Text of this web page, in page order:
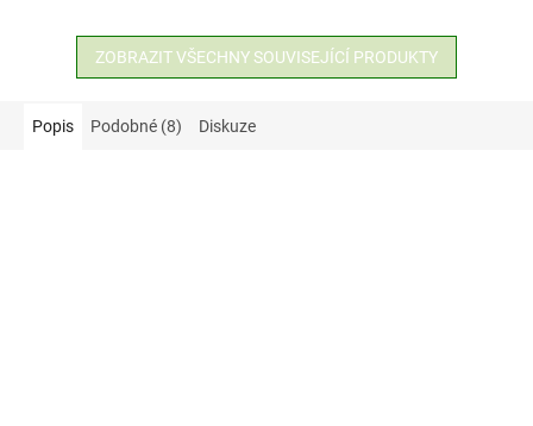
ZOBRAZIT VŠECHNY SOUVISEJÍCÍ PRODUKTY
Popis Podobné (8) Diskuze